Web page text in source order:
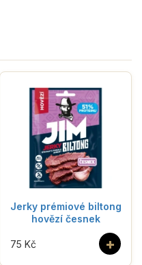
Jerky prémiové biltong
hovězí česnek
+
75 Kč